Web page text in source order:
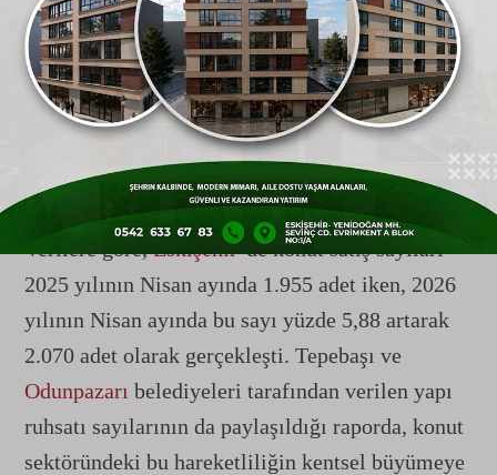
Ekonomik Göstergeler Raporu'nda yer alan
Türkiye İstatistik Kurumu (TÜİK) verilerine
göre,Eskişehirgayrimenkul piyasasında pozitif
bir ivme yakalandı. Kent genelinde yapılan konut
satışları, geçen yılın aynı dönemine kıyasla artış
gösterdi.
Verilere göre,Eskişehir’de konut satış sayıları
2025 yılının Nisan ayında 1.955 adet iken, 2026
yılının Nisan ayında bu sayı yüzde 5,88 artarak
2.070 adet olarak gerçekleşti. Tepebaşı ve
Odunpazarı belediyeleri tarafından verilen yapı
ruhsatı sayılarının da paylaşıldığı raporda, konut
sektöründeki bu hareketliliğin kentsel büyümeye